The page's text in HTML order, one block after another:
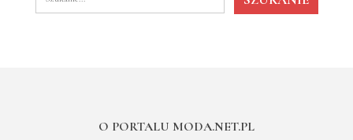
O PORTALU MODA.NET.PL